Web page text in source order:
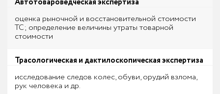
оценка рыночной и восстановительной стоимости
ТС; определение величины утраты товарной
стоимости
Трасологическая и дактилоскопическая экспертиза
исследование следов колес, обуви, орудий взлома,
рук человека и др.